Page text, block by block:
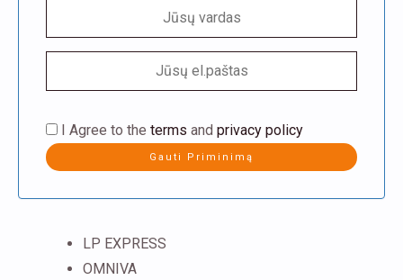
I Agree to the terms and privacy policy
LP EXPRESS
OMNIVA